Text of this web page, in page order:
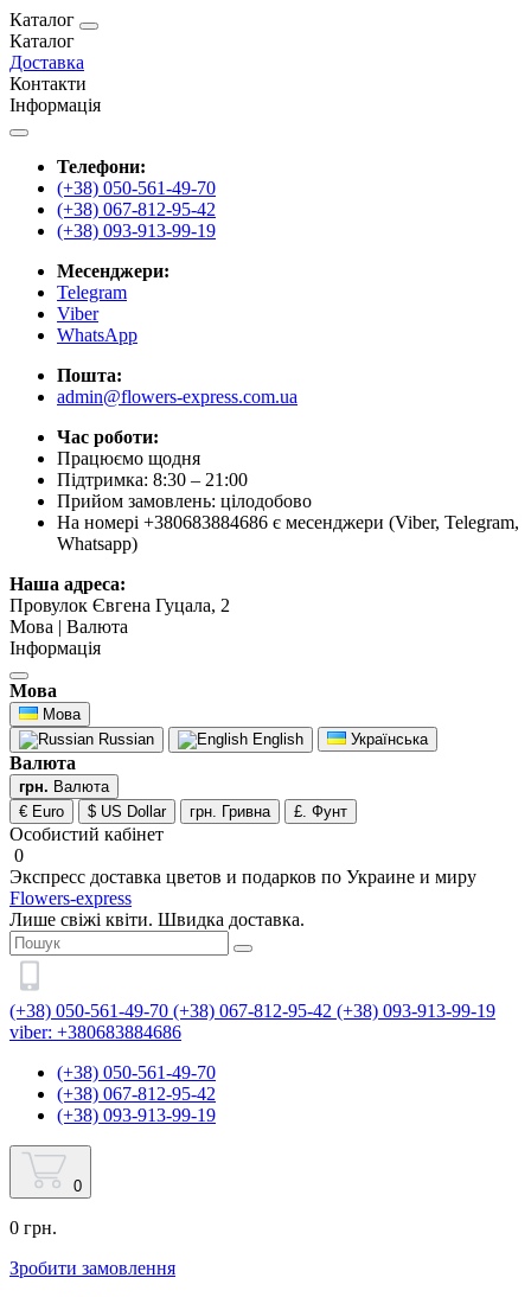
Каталог
Каталог
Доставка
Контакти
Інформація
Телефони:
(+38) 050-561-49-70
(+38) 067-812-95-42
(+38) 093-913-99-19
Месенджери:
Telegram
Viber
WhatsApp
Пошта:
admin@flowers-express.com.ua
Час роботи:
Працюємо щодня
Підтримка: 8:30 – 21:00
Прийом замовлень: цілодобово
На номері +380683884686 є месенджери (Viber, Telegram,
Whatsapp)
Наша адреса:
Провулок Євгена Гуцала, 2
Мова | Валюта
Інформація
Мова
Мова
Russian
English Українська
Валюта
грн. Валюта
€ Euro
$ US Dollar грн. Гривна £. Фунт
Особистий кабінет
0
Экспресс доставка цветов и подарков по Украине и миру
Flowers-express
Лише свіжі квіти. Швидка доставка.
(+38) 050-561-49-70 (+38) 067-812-95-42 (+38) 093-913-99-19
viber: +380683884686
(+38) 050-561-49-70
(+38) 067-812-95-42
(+38) 093-913-99-19
0
0 грн.
Зробити замовлення